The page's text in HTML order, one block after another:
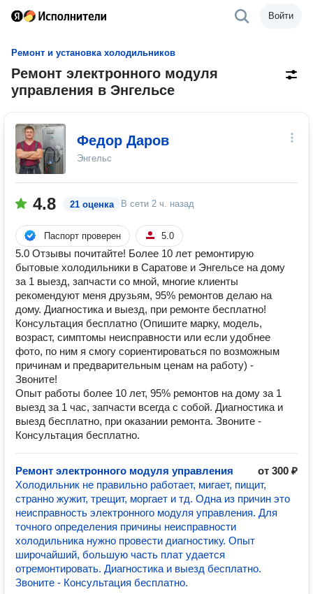
Войти
Ремонт и установка холодильников
Ремонт электронного модуля
управления в Энгельсе
Федор Даров
Энгельс
4.8 21 оценка В сети 2 ч. назад
Паспорт проверен 5.0
5.0 Отзывы почитайте! Более 10 лет ремонтирую
бытовые холодильники в Саратове и Энгельсе на дому
за 1 выезд, запчасти со мной, многие клиенты
рекомендуют меня друзьям, 95% ремонтов делаю на
дому. Диагностика и выезд, при ремонте бесплатно!
Консультация бесплатно (Опишите марку, модель,
возраст, симптомы неисправности или если удобнее
фото, по ним я смогу сориентироваться по возможным
причинам и предварительным ценам на работу) -
Звоните!
Опыт работы более 10 лет, 95% ремонтов на дому за 1
выезд за 1 час, запчасти всегда с собой. Диагностика и
выезд бесплатно, при оказании ремонта. Звоните -
Консультация бесплатно.
Ремонт электронного модуля управления
от 300 ₽
Холодильник не правильно работает, мигает, пищит,
странно жужит, трещит, моргает и тд. Одна из причин это
неисправность электронного модуля управления. Для
точного определения причины неисправности
холодильника нужно провести диагностику. Опыт
широчайший, большую часть плат удается
отремонтировать. Диагностика и выезд бесплатно.
Звоните - Консультация бесплатно.